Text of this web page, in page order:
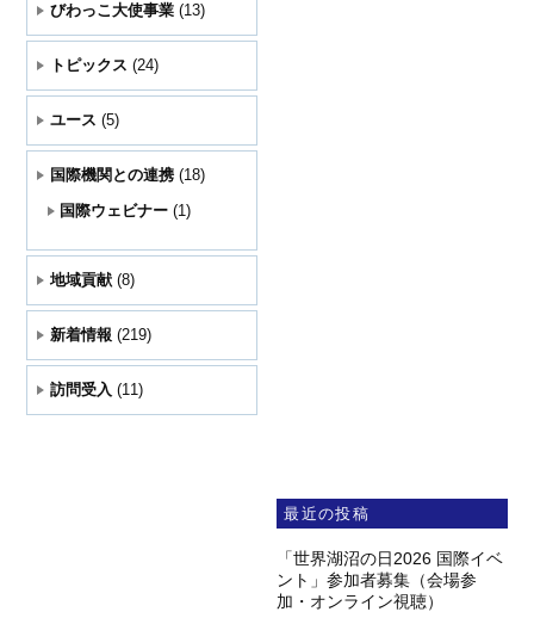
びわっこ大使事業(13)
トピックス (24)
ユース (5)
国際機関との連携(18)
国際ウェビナー (1)
地域貢献(8)
新着情報 (219)
訪問受入 (11)
最近の投稿
「世界湖沼の日2026 国際イベ
ント」参加者募集（会場参
加・オンライン視聴）